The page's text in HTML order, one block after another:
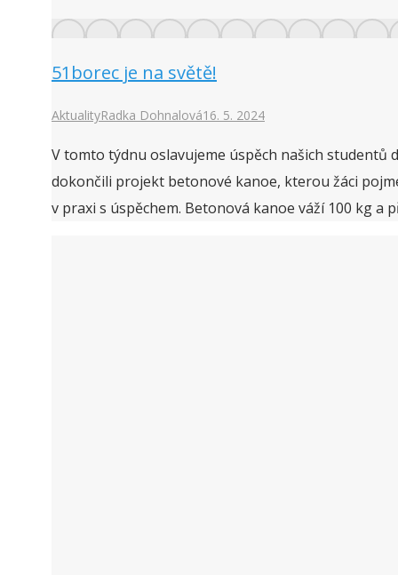
51borec je na světě!
AktualityRadka Dohnalová16. 5. 2024
V tomto týdnu oslavujeme úspěch našich
dokončili projekt betonové kanoe, kterou žáci
v praxi s úspěchem. Betonová kanoe váží 100 kg a